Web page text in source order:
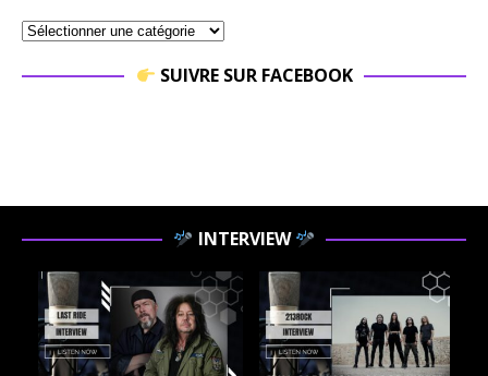
SUIVRE SUR FACEBOOK
INTERVIEW